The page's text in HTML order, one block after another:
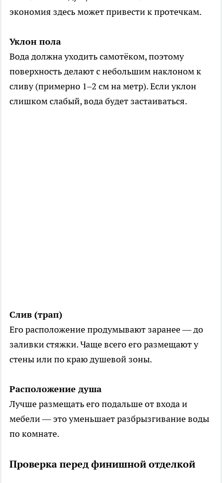
экономия здесь может привести к протечкам.
Уклон пола
Вода должна уходить самотёком, поэтому
поверхность делают с небольшим наклоном к
сливу (примерно 1–2 см на метр). Если уклон
слишком слабый, вода будет застаиваться.
Слив (трап)
Его расположение продумывают заранее — до
заливки стяжки. Чаще всего его размещают у
стены или по краю душевой зоны.
Расположение душа
Лучше размещать его подальше от входа и
мебели — это уменьшает разбрызгивание воды
по комнате.
Проверка перед финишной отделкой